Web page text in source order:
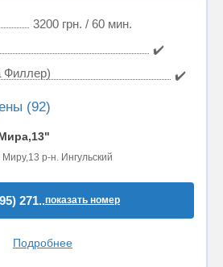
3200 грн. / 60 мин.
✔️
Филлер)
✔️
(92)
р-н. Ингульский
271..показать номер
Подробнее